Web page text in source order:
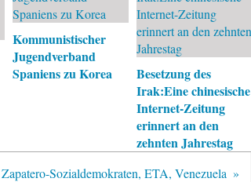
Kommunistischer
Jugendverband
Spaniens zu Korea
Besetzung des
Irak:Eine chinesische
Internet-Zeitung
erinnert an den
zehnten Jahrestag
Zapatero-Sozialdemokraten, ETA, Venezuela